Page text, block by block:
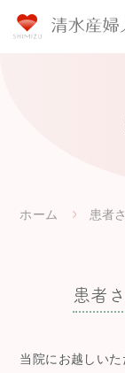
ホーム 患者
患者
当院にお越しい